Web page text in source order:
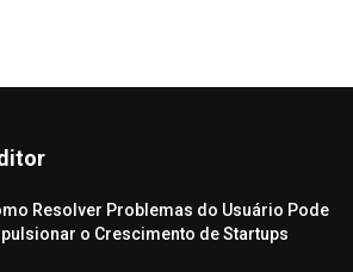
Resolver Problemas do Usuário Pode
o Crescimento de Startups